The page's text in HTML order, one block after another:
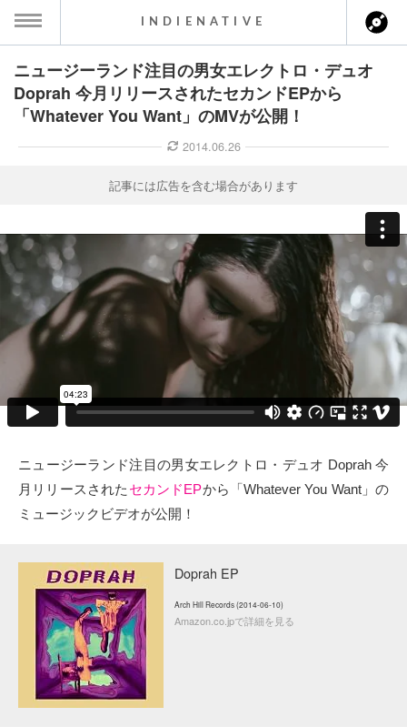
MENU
ス一覧
アーティスト
カマー
ション
ト
Twitter
Facebook
instagram
Tumblr
Soundcloud
INDIENATIVE
ニュージーランド注目の男女エレクトロ・デュオ
Doprah 今月リリースされたセカンドEPから
「Whatever You Want」のMVが公開！
2014.06.26
記事には広告を含む場合があります
ニュージーランド注目の男女エレクトロ・デュオ Doprah 今
月リリースされた セカンドEPから「Whatever You Want」の
ミュージックビデオが公開！
Doprah EP
Arch Hill Records (2014-06-10)
Amazon.co.jpで詳細を見る